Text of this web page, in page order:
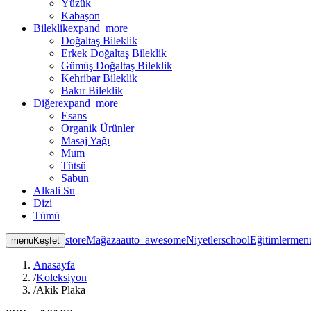
Yüzük
Kabaşon
Bileklikexpand_more
Doğaltaş Bileklik
Erkek Doğaltaş Bileklik
Gümüş Doğaltaş Bileklik
Kehribar Bileklik
Bakır Bileklik
Diğerexpand_more
Esans
Organik Ürünler
Masaj Yağı
Mum
Tütsü
Sabun
Alkali Su
Dizi
Tümü
menuKeşfet storeMağazaauto_awesomeNiyetlerschoolEğitimler
Anasayfa
/Koleksiyon
/Akik Plaka